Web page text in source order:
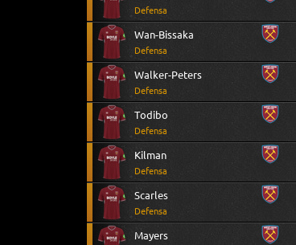
Defensa
Wan-Bissaka
Defensa
Walker-Peters
Defensa
Todibo
Defensa
Kilman
Defensa
Scarles
Defensa
Mayers